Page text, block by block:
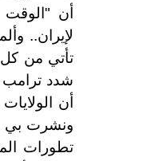
لإيران..
شدد ترامب
تطورات